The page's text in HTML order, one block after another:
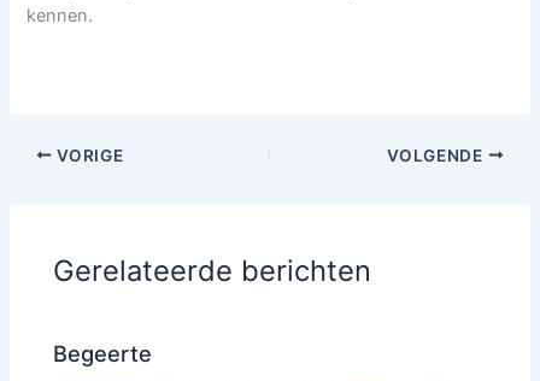
kennen.
VORIGE VOLGENDE
Gerelateerde berichten
Begeerte